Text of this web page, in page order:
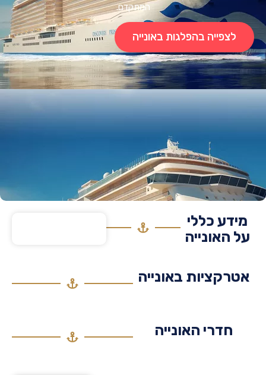
המתקדם.
לצפייה בהפלגות באונייה
כללי
האונייה
באונייה
חדרי האונייה